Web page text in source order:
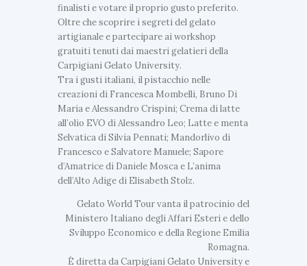
finalisti e votare il proprio gusto preferito.
Oltre che scoprire i segreti del gelato
artigianale e partecipare ai workshop
gratuiti tenuti dai maestri gelatieri della
Carpigiani Gelato University.
Tra i gusti italiani, il pistacchio nelle
creazioni di Francesca Mombelli, Bruno Di
Maria e Alessandro Crispini; Crema di latte
all’olio EVO di Alessandro Leo; Latte e menta
Selvatica di Silvia Pennati; Mandorlivo di
Francesco e Salvatore Manuele; Sapore
d’Amatrice di Daniele Mosca e L’anima
dell’Alto Adige di Elisabeth Stolz.
Gelato World Tour vanta il patrocinio del
Ministero Italiano degli Affari Esteri e dello
Sviluppo Economico e della Regione Emilia
Romagna.
È diretta da Carpigiani Gelato University e